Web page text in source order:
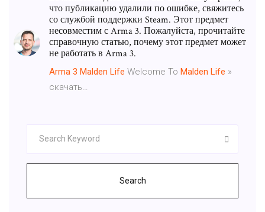
что публикацию удалили по ошибке, свяжитесь
со службой поддержки Steam. Этот предмет
несовместим с Arma 3. Пожалуйста, прочитайте
справочную статью, почему этот предмет может
не работать в Arma 3.
Arma 3 Malden Life Welcome To Malden Life »
скачать…
Search